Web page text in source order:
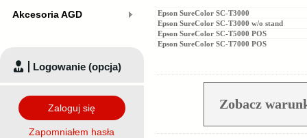
Epson SureColor SC-T3000
Epson SureColor SC-T3000 w/o stand
Epson SureColor SC-T5000 POS
Epson SureColor SC-T7000 POS
Zobacz
Akcesoria AGD
Logowanie (opcja)
Zaloguj się
Zapomniałem hasła